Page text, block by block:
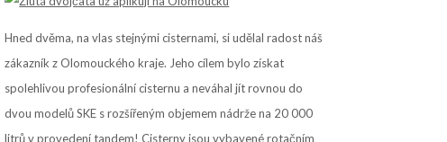
Hned dvěma, na vlas stejnými cisternami, si udělal radost náš
zákazník z Olomouckého kraje. Jeho cílem bylo získat
spolehlivou profesionální cisternu a neváhal jít rovnou do
dvou modelů SKE s rozšířeným objemem nádrže na 20 000
litrů v provedení tandem! Cisterny jsou vybavené rotačním